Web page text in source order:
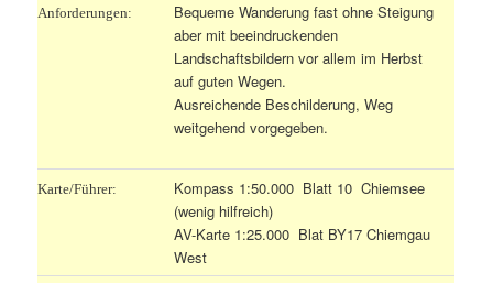
Anforderungen:
Bequeme Wanderung fast ohne Steigung
aber mit beeindruckenden
Landschaftsbildern vor allem im Herbst
auf guten Wegen.
Ausreichende Beschilderung, Weg
weitgehend vorgegeben.
Karte/Führer:
Kompass 1:50.000 Blatt 10 Chiemsee
(wenig hilfreich)
AV-Karte 1:25.000 Blat BY17 Chiemgau
West